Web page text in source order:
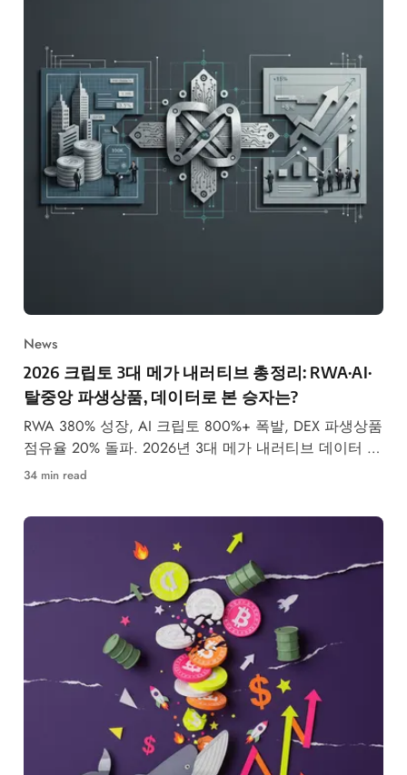
News
2026 크립토 3대 메가 내러티브 총정리: RWA·AI·
탈중앙 파생상품, 데이터로 본 승자는?
RWA 380% 성장, AI 크립토 800%+ 폭발, DEX 파생상품
점유율 20% 돌파. 2026년 3대 메가 내러티브 데이터 비
교 분석.
34 min read